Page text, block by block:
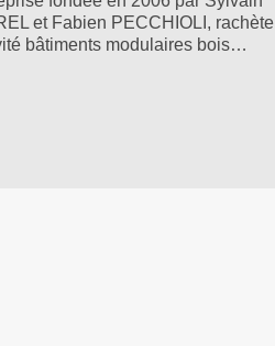
et Fabien PECCHIOLI, rachète
bâtiments modulaires bois…